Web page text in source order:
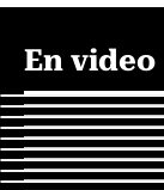
En video